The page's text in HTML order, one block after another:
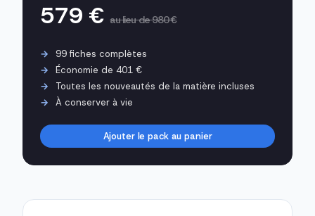
579 €au lieu de 980 €
99 fiches complètes
Économie de 401 €
Toutes les nouveautés de la matière incluses
À conserver à vie
Ajouter le pack au panier